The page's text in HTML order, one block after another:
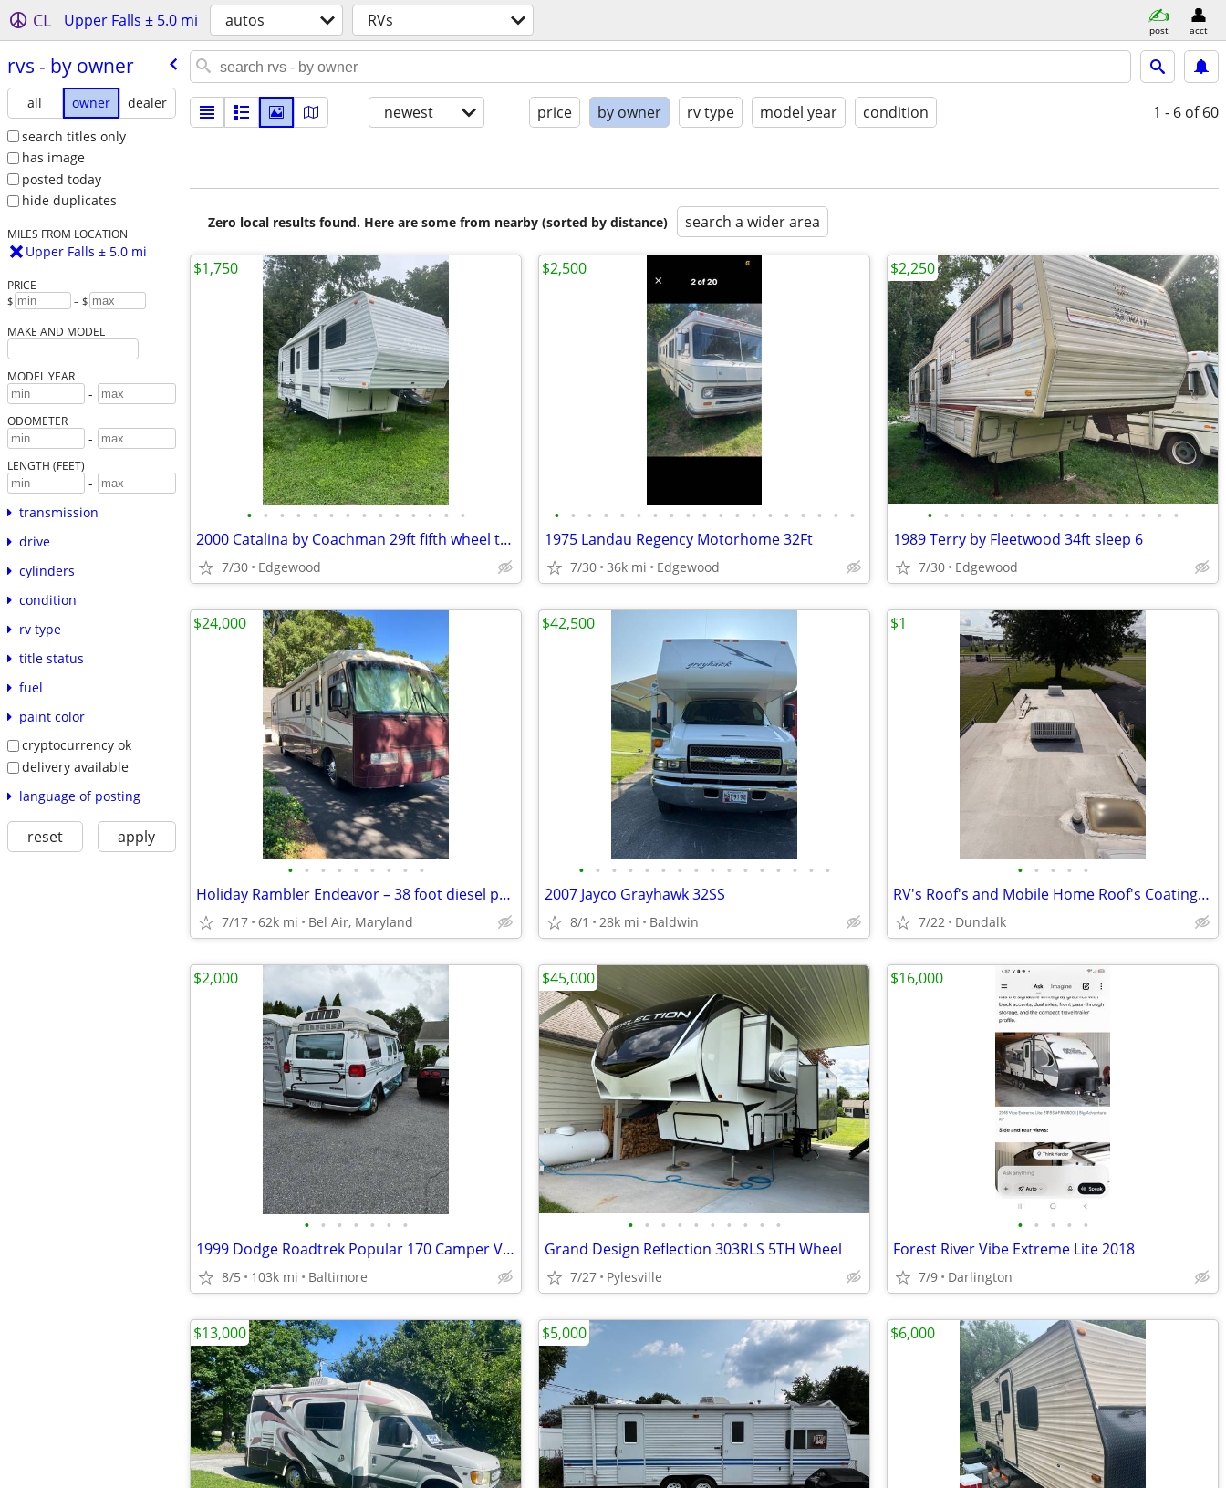
CL Upper Falls ± 5.0 mi autos RVs post acct
rvs - by owner
all owner
dealer
search titles only
has image
posted today
hide duplicates
MILES FROM LOCATION
Upper Falls ± 5.0 mi
PRICE
$ – $
MAKE AND MODEL
MODEL YEAR
-
ODOMETER
-
LENGTH (FEET)
-
transmission
drive
cylinders
condition
rv type
title status
fuel
paint color
cryptocurrency ok
delivery available
language of posting
reset apply
newest price by owner rv type model year condition 1 - 6 of 60
Zero local results found. Here are some from nearby (sorted by distance) search a wider area
• • • • • • • • • • • • • •
2000 Catalina by Coachman 29ft fifth wheel trailer
7/30 Edgewood
$1,750
• • • • • • • • • • • • • • • • • • •
1975 Landau Regency Motorhome 32Ft
7/30 36k mi Edgewood
$2,500
• • • • • • • • • • • • • • • •
1989 Terry by Fleetwood 34ft sleep 6
7/30 Edgewood
$2,250
• • • • • • • • •
Holiday Rambler Endeavor – 38 foot diesel pusher
7/17 62k mi Bel Air, Maryland
$24,000
• • • • • • • • • • • • • • • •
2007 Jayco Grayhawk 32SS
8/1 28k mi Baldwin
$42,500
• • • • •
RV's Roof's and Mobile Home Roof's Coatings by M&W
7/22 Dundalk
$1
• • • • • • •
1999 Dodge Roadtrek Popular 170 Camper Van – 102,600 Miles – Non-Runni
8/5 103k mi Baltimore
$2,000
• • • • • • • • • •
Grand Design Reflection 303RLS 5TH Wheel
7/27 Pylesville
$45,000
• • • • •
Forest River Vibe Extreme Lite 2018
7/9 Darlington
$16,000
$13,000 $5,000 $6,000